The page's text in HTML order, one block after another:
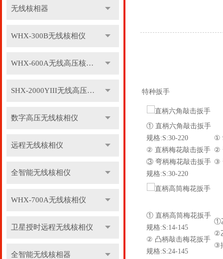
无线核相器
WHX-300B无线核相仪
WHX-600A无线高压核相仪
SHX-2000YIII无线高压核相仪
数字高压无线核相仪
远程无线核相仪
全智能无线核相仪
WHX-700A无线核相仪
卫星授时远程无线核相仪
全智能无线核相器
特种扳手
① 直柄六角敲击扳手
规格:S:30-220
② 直柄梅花敲击扳手
③ 弯柄梅花敲击扳手
规格:S:30-220
①
②
③
① 直柄高筒梅花扳手
规格:S:14-145
② 凸柄敲击梅花扳手
规格:S:24-145
①
②
③